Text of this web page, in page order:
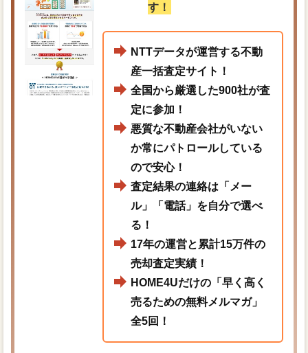
す！
NTTデータが運営する不動
産一括査定サイト！
全国から厳選した900社が査
定に参加！
悪質な不動産会社がいない
か常にパトロールしている
ので安心！
査定結果の連絡は「メー
ル」「電話」を自分で選べ
る！
17年の運営と累計15万件の
売却査定実績！
HOME4Uだけの「早く高く
売るための無料メルマガ」
全5回！